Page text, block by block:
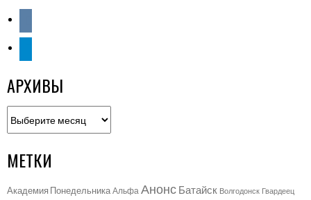
АРХИВЫ
МЕТКИ
Академия Понедельника Альфа Анонс Батайск Волгодонск Гвардеец